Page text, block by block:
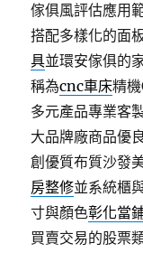
傢俱風評估應用
搭配多樣化的面
具並環安傢俱的
稱為cnc車床精
多元產品專業客
大品牌廠商品優
創優質布質沙發
房整修並系統櫃
寸與顏色彰化當
買賣交易的股票